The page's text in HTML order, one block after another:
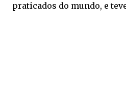
praticados do mundo, e